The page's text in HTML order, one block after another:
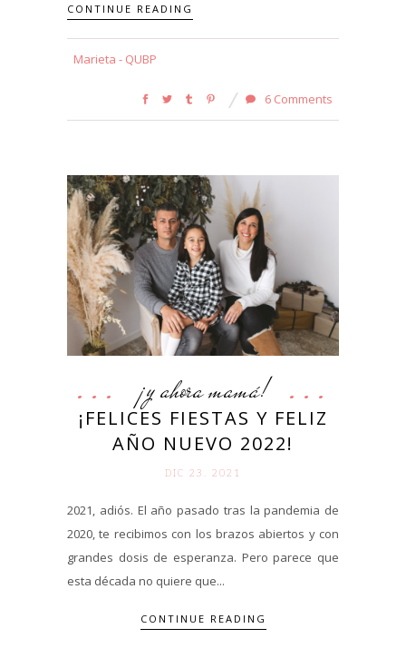
CONTINUE READING
Marieta - QUBP
6 Comments
¡y ahora mamá!
¡FELICES FIESTAS Y FELIZ
AÑO NUEVO 2022!
DIC 23. 2021
2021, adiós. El año pasado tras la pandemia de
2020, te recibimos con los brazos abiertos y con
grandes dosis de esperanza. Pero parece que
esta década no quiere que...
CONTINUE READING